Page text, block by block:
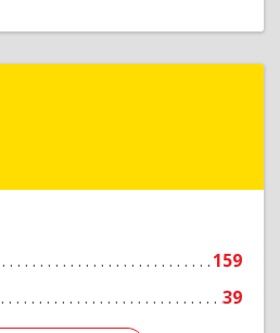
159
39
край, Красноярск г,